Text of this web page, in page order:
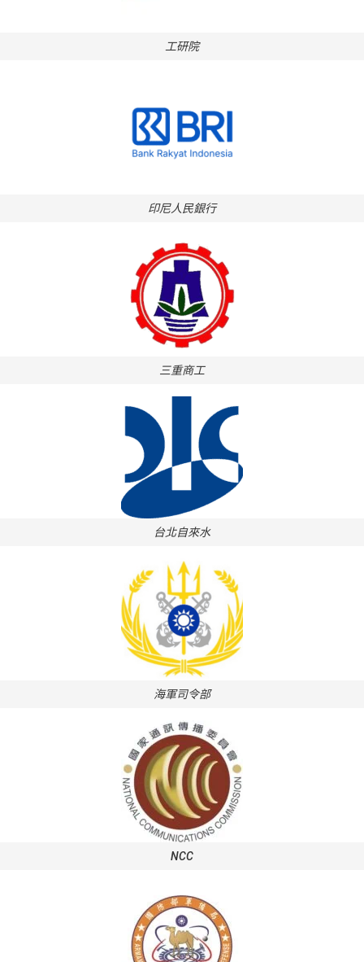
工研院
印尼人民銀行
三重商工
台北自來水
海軍司令部
NCC